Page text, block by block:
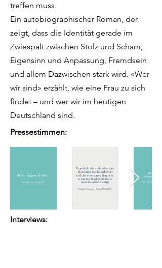
treffen muss.
Ein autobiographischer Roman, der
zeigt, dass die Identität gerade im
Zwiespalt zwischen Stolz und Scham,
Eigensinn und Anpassung, Fremdsein
und allem Dazwischen stark wird. «Wer
wir sind» erzählt, wie eine Frau zu sich
findet – und wer wir im heutigen
Deutschland sind.
Pressestimmen:
Ein herrlich poetisches Werk.
SPIEGEL plus, 26.06.2021
Es geschieht selten, sehr selten, dass
ich ein Buch lese, das mich derart
trifft, das so eine eigene Klangfarbe,
so eine tiefe Klugheit hat, dass es
einem den Atem verschlägt.
Carolin Emcke auf Twitter, 20.05.2021
Eine
oft beglückende
ZDF "Das blaue Sofa
Interviews: